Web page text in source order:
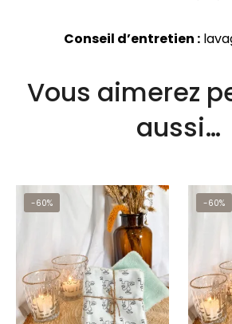
Conseil d’entretien :
Vous aimerez
aussi…
-60% -60%